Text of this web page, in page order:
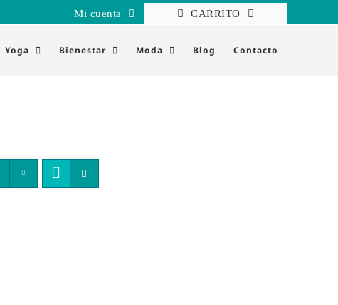
Mi cuenta CARRITO
Yoga Bienestar Moda Blog Contacto